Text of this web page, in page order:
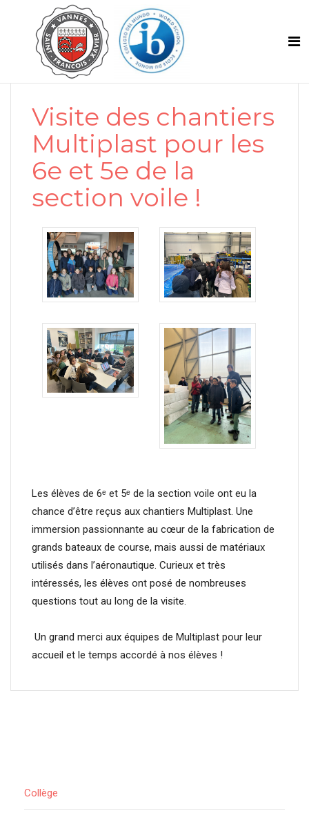
Visite des chantiers
Multiplast pour les
6e et 5e de la
section voile !
Les élèves de 6ᵉ et 5ᵉ de la section voile ont eu la
chance d’être reçus aux chantiers Multiplast. Une
immersion passionnante au cœur de la fabrication de
grands bateaux de course, mais aussi de matériaux
utilisés dans l’aéronautique. Curieux et très
intéressés, les élèves ont posé de nombreuses
questions tout au long de la visite.
Un grand merci aux équipes de Multiplast pour leur
accueil et le temps accordé à nos élèves !
Collège